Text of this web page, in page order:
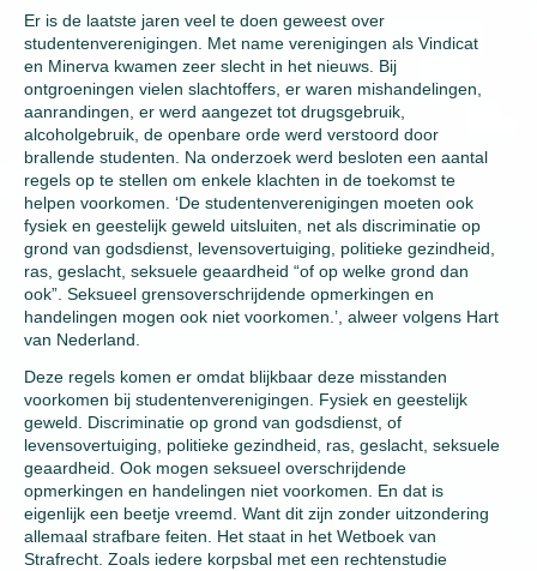
Er is de laatste jaren veel te doen geweest over
studentenverenigingen. Met name verenigingen als Vindicat
en Minerva kwamen zeer slecht in het nieuws. Bij
ontgroeningen vielen slachtoffers, er waren mishandelingen,
aanrandingen, er werd aangezet tot drugsgebruik,
alcoholgebruik, de openbare orde werd verstoord door
brallende studenten. Na onderzoek werd besloten een aantal
regels op te stellen om enkele klachten in de toekomst te
helpen voorkomen. ‘De studentenverenigingen moeten ook
fysiek en geestelijk geweld uitsluiten, net als discriminatie op
grond van godsdienst, levensovertuiging, politieke gezindheid,
ras, geslacht, seksuele geaardheid “of op welke grond dan
ook”. Seksueel grensoverschrijdende opmerkingen en
handelingen mogen ook niet voorkomen.’, alweer volgens Hart
van Nederland.
Deze regels komen er omdat blijkbaar deze misstanden
voorkomen bij studentenverenigingen. Fysiek en geestelijk
geweld. Discriminatie op grond van godsdienst, of
levensovertuiging, politieke gezindheid, ras, geslacht, seksuele
geaardheid. Ook mogen seksueel overschrijdende
opmerkingen en handelingen niet voorkomen. En dat is
eigenlijk een beetje vreemd. Want dit zijn zonder uitzondering
allemaal strafbare feiten. Het staat in het Wetboek van
Strafrecht. Zoals iedere korpsbal met een rechtenstudie